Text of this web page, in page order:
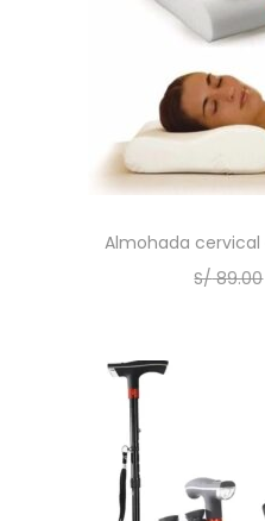
Almohada
S/89.00